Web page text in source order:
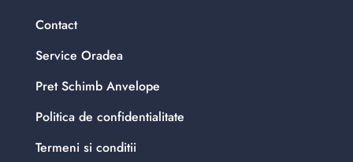
Contact
Service Oradea
Pret Schimb Anvelope
Politica de confidentialitate
Termeni si conditii